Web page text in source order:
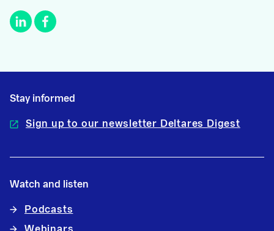
Stay informed
Sign up to our newsletter Deltares Digest
Watch and listen
Podcasts